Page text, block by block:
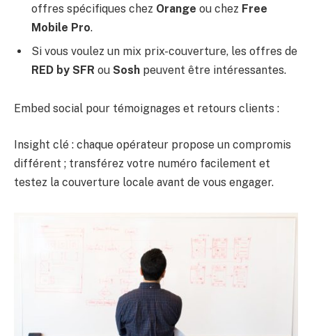
offres spécifiques chez Orange ou chez Free
Mobile Pro.
Si vous voulez un mix prix-couverture, les offres de
RED by SFR ou Sosh peuvent être intéressantes.
Embed social pour témoignages et retours clients :
Insight clé : chaque opérateur propose un compromis
différent ; transférez votre numéro facilement et
testez la couverture locale avant de vous engager.